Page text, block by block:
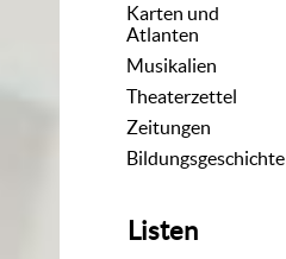
Karten und
Atlanten
Musikalien
Theaterzettel
Zeitungen
Bildungsgeschichte
Listen